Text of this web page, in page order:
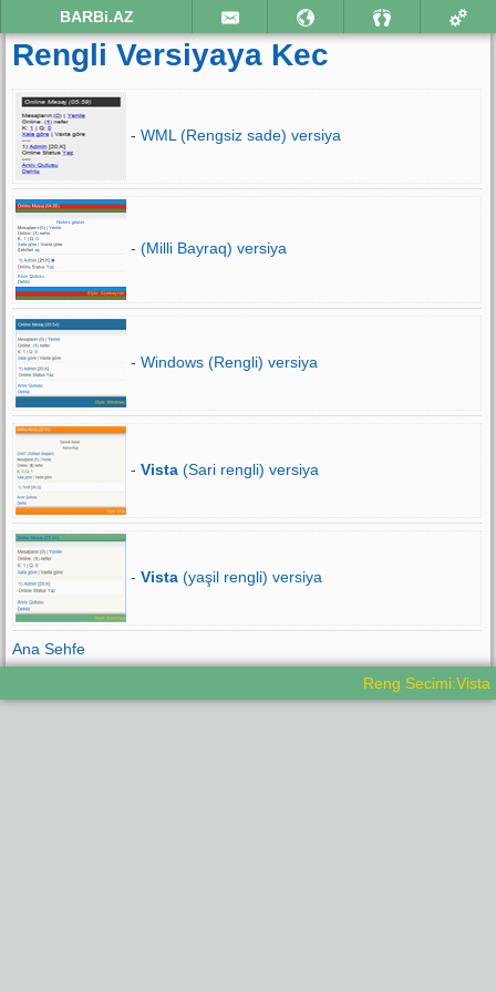
BARBi.AZ
Rengli Versiyaya Kec
- WML (Rengsiz sade) versiya
- (Milli Bayraq) versiya
- Windows (Rengli) versiya
- Vista (Sari rengli) versiya
- Vista (yaşil rengli) versiya
Ana Sehfe
Reng Secimi:Vista